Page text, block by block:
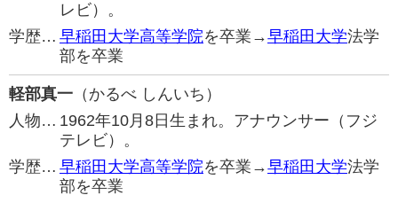
レビ）。
学歴… 早稲田大学高等学院を卒業→早稲田大学法学
部を卒業
軽部真一 （かるべ しんいち）
人物… 1962年10月8日生まれ。アナウンサー（フジ
テレビ）。
学歴… 早稲田大学高等学院を卒業→早稲田大学法学
部を卒業